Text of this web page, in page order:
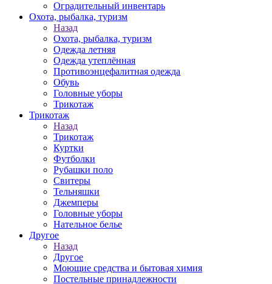
Оградительный инвентарь
Охота, рыбалка, туризм
Назад
Охота, рыбалка, туризм
Одежда летняя
Одежда утеплённая
Противоэнцефалитная одежда
Обувь
Головные уборы
Трикотаж
Трикотаж
Назад
Трикотаж
Куртки
Футболки
Рубашки поло
Свитеры
Тельняшки
Джемперы
Головные уборы
Нательное белье
Другое
Назад
Другое
Моющие средства и бытовая химия
Постельные принадлежности